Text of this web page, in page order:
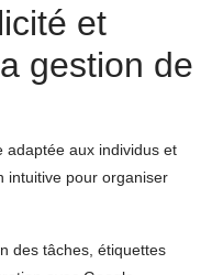
et
gestion de
adaptée aux individus et
intuitive pour organiser
des tâches, étiquettes